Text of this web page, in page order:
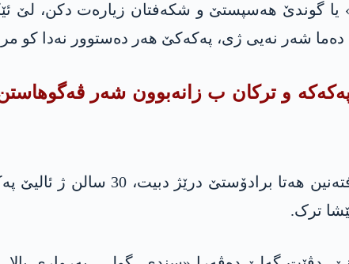
دەما شەر نه‌یی ژی، په‌كه‌كێ هه‌ر دەستوور نەدا
و ترکان ب زانەبوون شەر
یا دویەمین ژی ئەڤە: هەرێما
ترک.